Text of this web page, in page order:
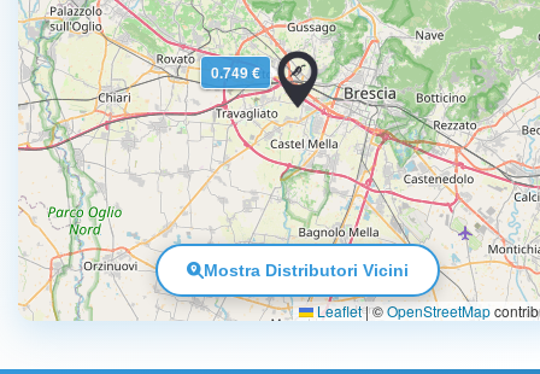
0.749 €
Leaflet|©OpenStreetMap
Mostra Distributori Vicini